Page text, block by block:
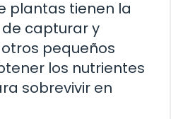
plantas tienen la
capturar y
pequeños
los nutrientes
sobrevivir en